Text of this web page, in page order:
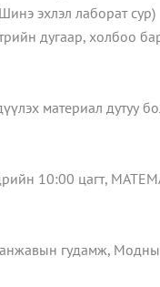
эхлэл лаборат сур)
дугаар, холбоо
материал дутуу
10:00 цагт,
гудамж,